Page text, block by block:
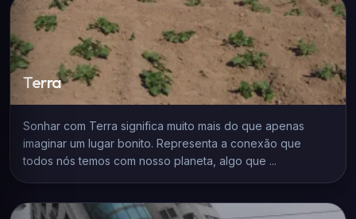
Terra
Sonhar com Terra significa muito mais do que apenas
imaginar um lugar bonito. Representa a conexão que
todos nós temos com nosso planeta, algo que ...